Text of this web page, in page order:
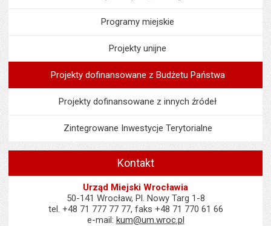
Programy miejskie
Projekty unijne
Projekty dofinansowane z Budżetu Państwa
Projekty dofinansowane z innych źródeł
Zintegrowane Inwestycje Terytorialne
Kontakt
Urząd Miejski Wrocławia
50-141 Wrocław, Pl. Nowy Targ 1-8
tel. +48 71 777 77 77, faks +48 71 770 61 66
e-mail: kum@um.wroc.pl